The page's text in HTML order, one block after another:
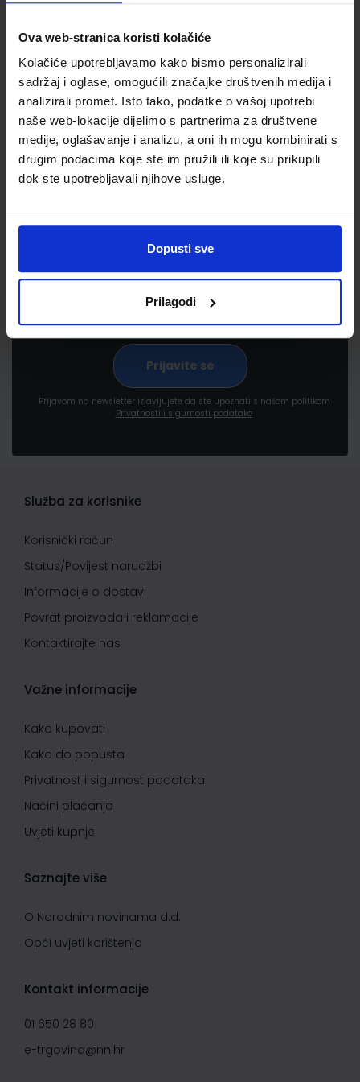
Ova web-stranica koristi kolačiće
Kolačiće upotrebljavamo kako bismo personalizirali
sadržaj i oglase, omogućili značajke društvenih medija i
analizirali promet. Isto tako, podatke o vašoj upotrebi
naše web-lokacije dijelimo s partnerima za društvene
medije, oglašavanje i analizu, a oni ih mogu kombinirati s
drugim podacima koje ste im pružili ili koje su prikupili
dok ste upotrebljavali njihove usluge.
Dopusti sve
Prilagodi
Newsletter prijava
Prijavite se kako bi primali informacije o novim
proizvodima i uslugama, akcijama i drugim
Prijavom na newsletter izjavljujete da ste upoznati s našom politikom
Privatnosti i sigurnosti podataka
Služba za korisnike
Korisnički račun
Status/Povijest narudžbi
Informacije o dostavi
Povrat proizvoda i reklamacije
Kontaktirajte nas
Važne informacije
Kako kupovati
Kako do popusta
Privatnost i sigurnost podataka
Načini plaćanja
Uvjeti kupnje
Saznajte više
O Narodnim novinama d.d.
Opći uvjeti korištenja
Kontakt informacije
01 650 28 80
e-trgovina@nn.hr